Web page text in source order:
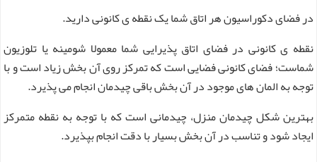
در فضای دکوراسیون هر اتاق شما یک نقطه ی کانونی دارید.
نقطه ی کانونی در فضای اتاق پذیرایی شما معمولا شومینه یا تلوزیون
شماست؛ فضای کانونی فضایی است که تمرکز روی آن بخش زیاد است و با
توجه به المان های موجود در آن بخش باقی چیدمان انجام می پذیرد.
بهترین شکل چیدمان منزل، چیدمانی است که با توجه به نقطه متمرکز
ایجاد شود و تناسب در آن بخش بسیار با دقت انجام بپذیرد.